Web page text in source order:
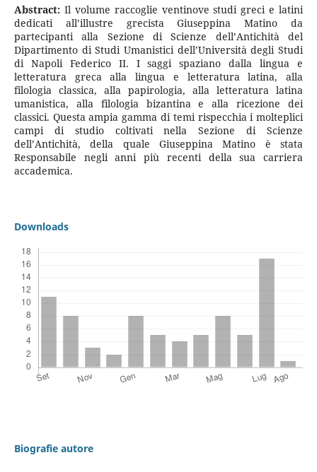
Abstract: Il volume raccoglie ventinove studi greci e latini
dedicati all’illustre grecista Giuseppina Matino da
partecipanti alla Sezione di Scienze dell’Antichità del
Dipartimento di Studi Umanistici dell’Università degli Studi
di Napoli Federico II. I saggi spaziano dalla lingua e
letteratura greca alla lingua e letteratura latina, alla
filologia classica, alla papirologia, alla letteratura latina
umanistica, alla filologia bizantina e alla ricezione dei
classici. Questa ampia gamma di temi rispecchia i molteplici
campi di studio coltivati nella Sezione di Scienze
dell’Antichità, della quale Giuseppina Matino è stata
Responsabile negli anni più recenti della sua carriera
accademica.
Downloads
Biografie autore